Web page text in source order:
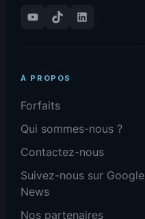
YouTube
TikTok LinkedIn
À PROPOS
Forfaits
Qui sommes-nous ?
Contactez-nous
Suivez-nous sur Google
News
Nos partenaires